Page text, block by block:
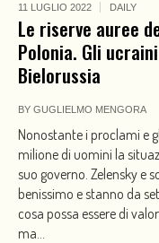
11 LUGLIO 2022 DAILY
Le riserve auree
Polonia. Gli
Bielorussia
BY GUGLIELMO MENGORA
Nonostante i proclami e
milione di uomini la
suo governo. Zelensky e
benissimo e stanno da
cosa possa essere di
ma...